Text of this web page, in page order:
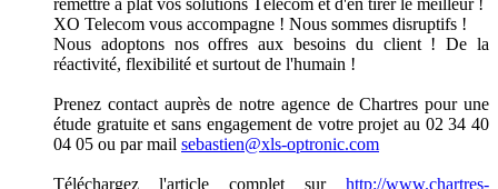
XO Telecom vous accompagne ! Nous sommes disruptifs !
Nous adoptons nos offres aux besoins du client ! De la
réactivité, flexibilité et surtout de l'humain !
Prenez contact auprès de notre agence de Chartres pour une
étude gratuite et sans engagement de votre projet au 02 34 40
04 05 ou par mail sebastien@xls-optronic.com
Téléchargez l'article complet sur http://www.chartres-